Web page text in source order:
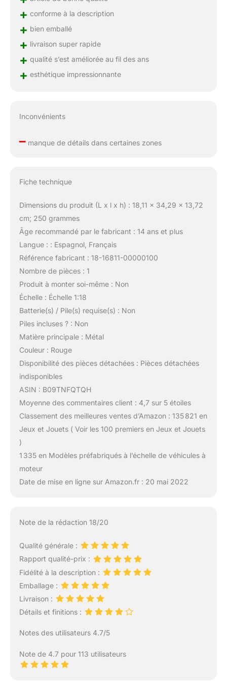
+ conforme à la description
+ bien emballé
+ livraison super rapide
+ qualité s’est améliorée au fil des ans
+ esthétique impressionnante
Inconvénients
–manque de détails dans certaines zones
Fiche technique
Dimensions du produit (L x l x h) : 18,11 x 34,29 x 13,72
cm; 250 grammes
Âge recommandé par le fabricant : 14 ans et plus
Langue : : Espagnol, Français
Référence fabricant : 18-16811-00000100
Nombre de pièces : 1
Produit à monter soi-même : Non
Échelle : Échelle 1:18
Batterie(s) / Pile(s) requise(s) : Non
Piles incluses ? : Non
Matière principale : Métal
Couleur : Rouge
Disponibilité des pièces détachées : Pièces détachées
indisponibles
ASIN : B09TNFQTQH
Moyenne des commentaires client : 4,7 sur 5 étoiles
Classement des meilleures ventes d’Amazon : 135 821 en
Jeux et Jouets ( Voir les 100 premiers en Jeux et Jouets
)
1 335 en Modèles préfabriqués à l’échelle de véhicules à
moteur
Date de mise en ligne sur Amazon.fr : 20 mai 2022
Note de la rédaction 18/20
Qualité générale :
Rapport qualité-prix :
Fidélité à la description :
Emballage :
Livraison :
Détails et finitions :
Notes des utilisateurs 4.7/5
Note de 4.7 pour 113 utilisateurs